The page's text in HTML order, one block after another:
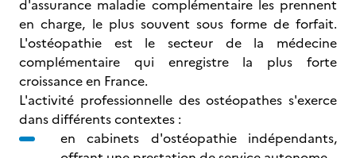
d'assurance maladie complémentaire les prennent
en charge, le plus souvent sous forme de forfait.
L'ostéopathie est le secteur de la médecine
complémentaire qui enregistre la plus forte
croissance en France.
L'activité professionnelle des ostéopathes s'exerce
dans différents contextes :
en cabinets d'ostéopathie indépendants,